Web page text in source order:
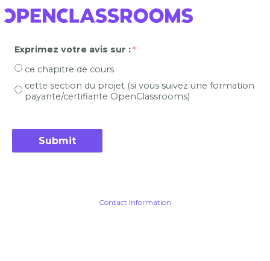
Exprimez votre avis sur :
ce chapitre de cours
cette section du projet (si vous suivez une formation
payante/certifiante OpenClassrooms)
Contact Information